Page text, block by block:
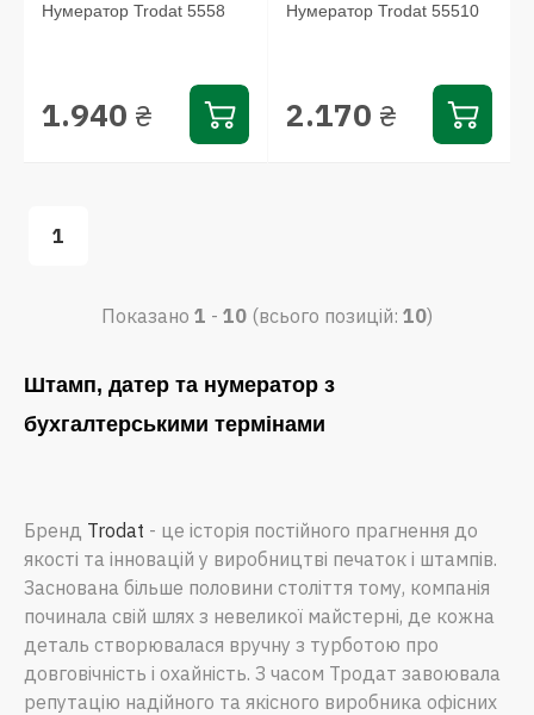
Нумератор Trodat 5558
1.940 ₴
Нумератор Trodat 55510
2.170 ₴
1
Показано 1 - 10 (всього позицій: 10)
Штамп, датер та нумератор з
бухгалтерськими термінами
Бренд Trodat - це історія постійного прагнення до
якості та інновацій у виробництві печаток і штампів.
Заснована більше половини століття тому, компанія
починала свій шлях з невеликої майстерні, де кожна
деталь створювалася вручну з турботою про
довговічність і охайність. З часом Тродат завоювала
репутацію надійного та якісного виробника офісних